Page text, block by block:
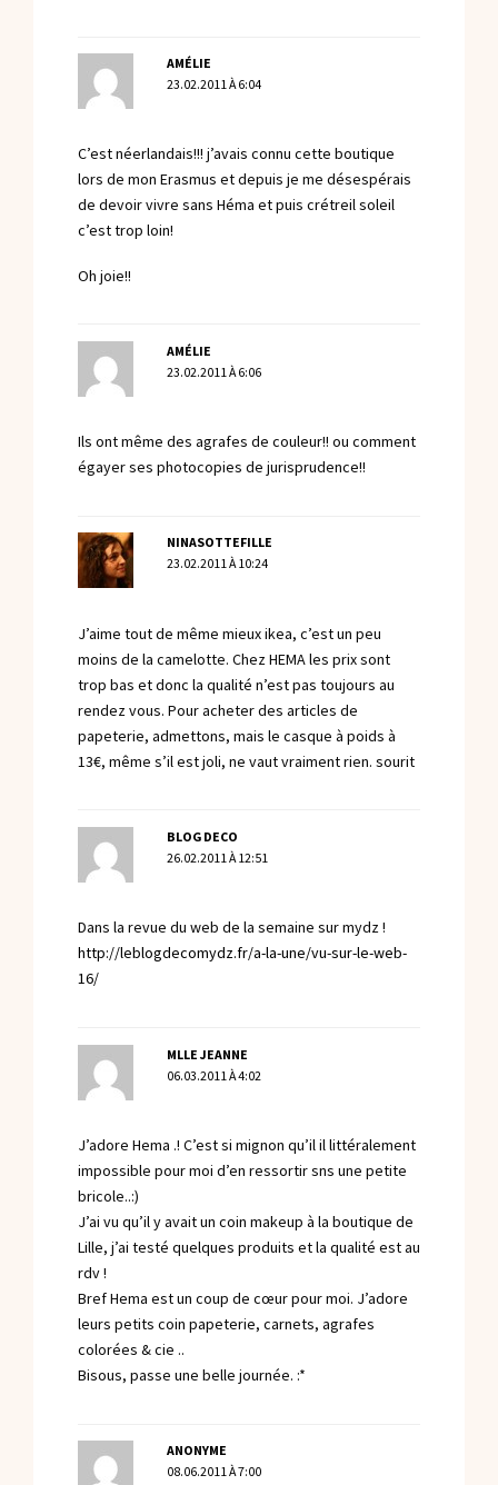
AMÉLIE
23.02.2011 À 6:04
C’est néerlandais!!! j’avais connu cette boutique
lors de mon Erasmus et depuis je me désespérais
de devoir vivre sans Héma et puis crétreil soleil
c’est trop loin!
Oh joie!!
AMÉLIE
23.02.2011 À 6:06
Ils ont même des agrafes de couleur!! ou comment
égayer ses photocopies de jurisprudence!!
NINASOTTEFILLE
23.02.2011 À 10:24
J’aime tout de même mieux ikea, c’est un peu
moins de la camelotte. Chez HEMA les prix sont
trop bas et donc la qualité n’est pas toujours au
rendez vous. Pour acheter des articles de
papeterie, admettons, mais le casque à poids à
13€, même s’il est joli, ne vaut vraiment rien. sourit
BLOG DECO
26.02.2011 À 12:51
Dans la revue du web de la semaine sur mydz !
http://leblogdecomydz.fr/a-la-une/vu-sur-le-web-
16/
MLLE JEANNE
06.03.2011 À 4:02
J’adore Hema .! C’est si mignon qu’il il littéralement
impossible pour moi d’en ressortir sns une petite
bricole..:)
J’ai vu qu’il y avait un coin makeup à la boutique de
Lille, j’ai testé quelques produits et la qualité est au
rdv !
Bref Hema est un coup de cœur pour moi. J’adore
leurs petits coin papeterie, carnets, agrafes
colorées & cie ..
Bisous, passe une belle journée. :*
ANONYME
08.06.2011 À 7:00